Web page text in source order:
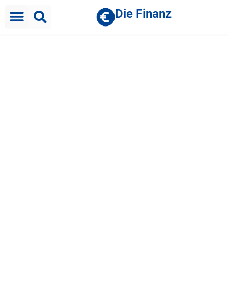
Die Finanz